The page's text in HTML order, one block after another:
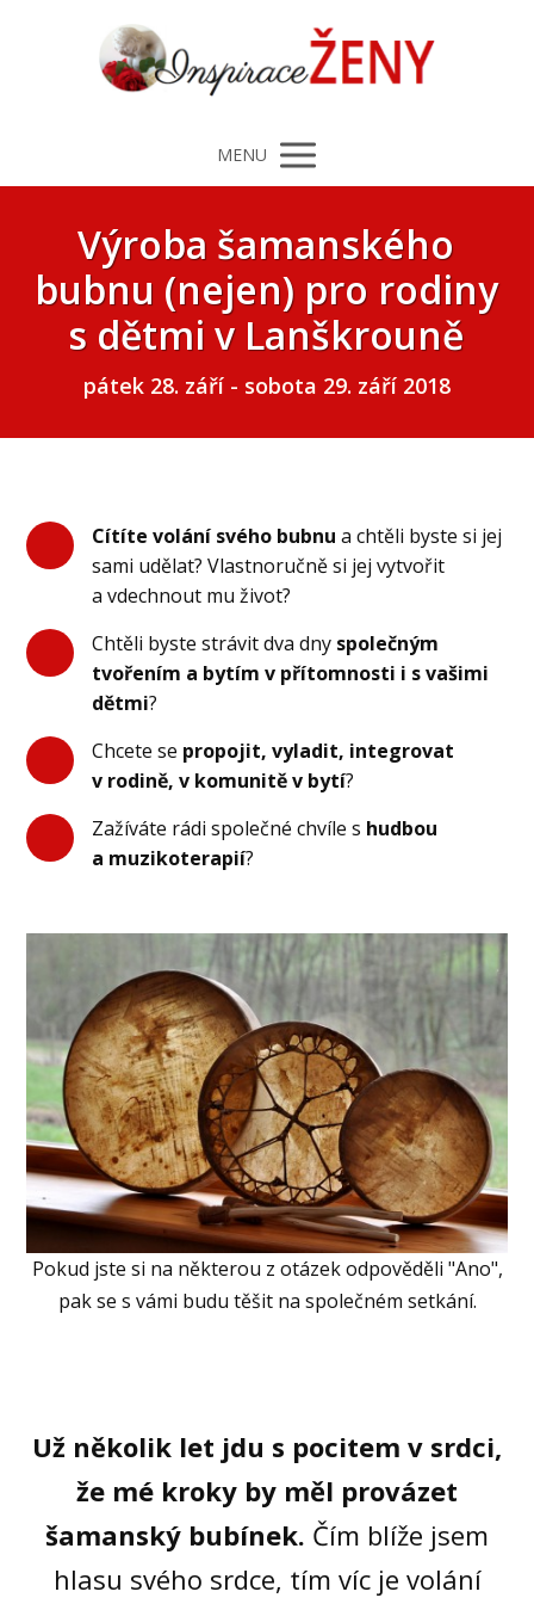
MENU
Výroba šamanského
bubnu (nejen) pro rodiny
s dětmi v Lanškrouně
pátek 28. září - sobota 29. září 2018
Cítíte volání svého bubnu a chtěli byste si jej
sami udělat? Vlastnoručně si jej vytvořit
a vdechnout mu život?
Chtěli byste strávit dva dny společným
tvořením a bytím v přítomnosti i s vašimi
dětmi?
Chcete se propojit, vyladit, integrovat
v rodině, v komunitě v bytí?
Zažíváte rádi společné chvíle s hudbou
a muzikoterapií?
Pokud jste si na některou z otázek odpověděli "Ano",
pak se s vámi budu těšit na společném setkání.
Už několik let jdu s pocitem v srdci,
že mé kroky by měl provázet
šamanský bubínek. Čím blíže jsem
hlasu svého srdce, tím víc je volání